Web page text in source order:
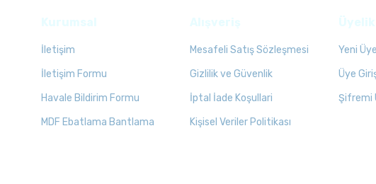
İletişim
İletişim Formu
Havale Bildirim Formu
MDF Ebatlama Bantlama
Mesafeli Satış Sözleşmesi
Gizlilik ve Güvenlik
İptal İade Koşullari
Kişisel Veriler Politikası
Yeni
Üye
Şifremi